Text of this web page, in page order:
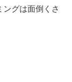
ングは面倒くさ